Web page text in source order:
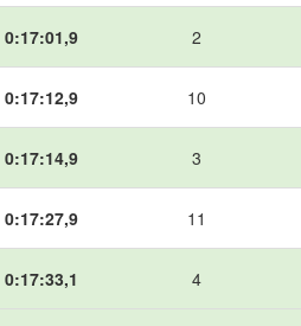
0:17:01,9 2
0:17:12,9 10
0:17:14,9 3
0:17:27,9 11
0:17:33,1 4